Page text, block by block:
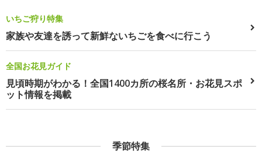
いちご狩り特集
家族や友達を誘って新鮮ないちごを食べに行こう
全国お花見ガイド
見頃時期がわかる！全国1400カ所の桜名所・お花見スポ
ット情報を掲載
季節特集